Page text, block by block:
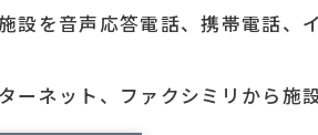
設を音声応答電話、携帯電話
ネット、ファクシミリから施